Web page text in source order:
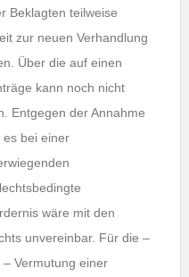
Beklagten teilweise
zur neuen Verhandlung
Über die auf einen
kann noch nicht
Entgegen der Annahme
bei einer
wäre mit den
unvereinbar. Für die –
Vermutung einer